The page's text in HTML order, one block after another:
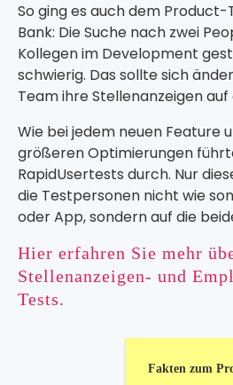
So ging es auch dem
Bank: Die Suche nach zwei
Kollegen im Development
schwierig. Das sollte sich
Team ihre Stellenanzeigen
Wie beijedem neuen Feature
größeren Optimierungen
RapidUsertests durch. Nur
die Testpersonen nicht wie
oder App, sondern auf die
Hier erfahren Sie mehr
Stellenanzeigen- und
Tests.
Fakten zum